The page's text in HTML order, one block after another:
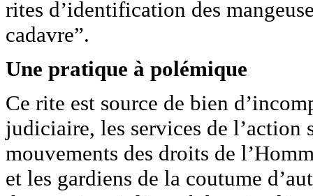
rites d’identification des
cadavre”.
Une pratique à polémique
Ce rite est source de bien
judiciaire, les services de
mouvements des droits de
et les gardiens de la coutume